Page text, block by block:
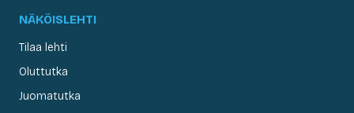
NÄKÖISLEHTI
Tilaa lehti
Oluttutka
Juomatutka